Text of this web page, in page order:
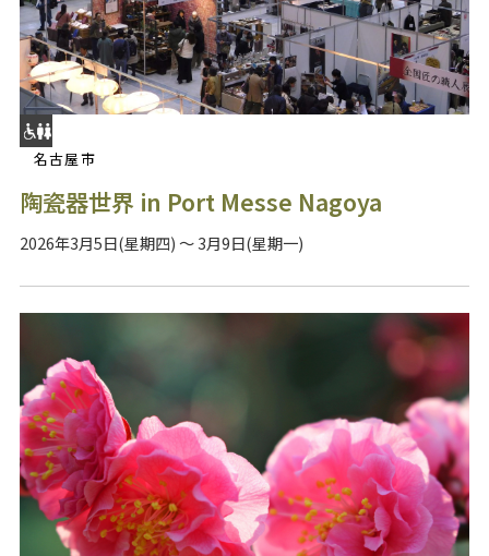
名古屋市
陶瓷器世界 in Port Messe Nagoya
2026年3月5日(星期四) ～ 3月9日(星期一)